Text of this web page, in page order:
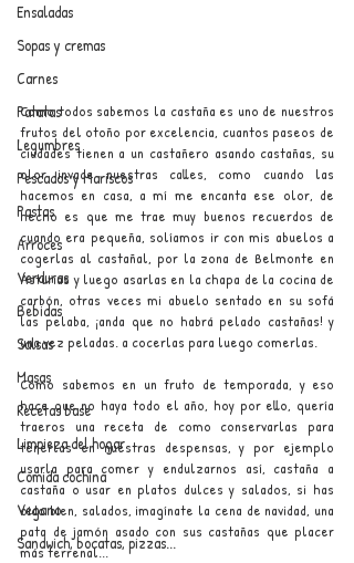
Ensaladas
Sopas y cremas
Carnes
Patatas
Legumbres
Pescados y Mariscos
Pastas
Arroces
Verduras
Bebidas
Salsas
Masas
Recetas base
Limpieza del hogar
Comida cochina
Vegano
Sandwich, bocatas, pizzas...
Como todos sabemos la castaña es uno de nuestros
frutos del otoño por excelencia, cuantos paseos de
ciudades tienen a un castañero asando castañas, su
olor invade nuestras calles, como cuando las
hacemos en casa, a mí me encanta ese olor, de
hecho es que me trae muy buenos recuerdos de
cuando era pequeña, solíamos ir con mis abuelos a
cogerlas al castañal, por la zona de Belmonte en
Asturias y luego asarlas en la chapa de la cocina de
carbón, otras veces mi abuelo sentado en su sofá
las pelaba, ¡anda que no habrá pelado castañas! y
una vez peladas. a cocerlas para luego comerlas.
Como sabemos en un fruto de temporada, y eso
hace que no haya todo el año, hoy por ello, quería
traeros una receta de como conservarlas para
tenerlas en nuestras despensas, y por ejemplo
usarla para comer y endulzarnos así, castaña a
castaña o usar en platos dulces y salados, si has
oido bien, salados, imagínate la cena de navidad, una
pata de jamón asado con sus castañas que placer
más terrenal...